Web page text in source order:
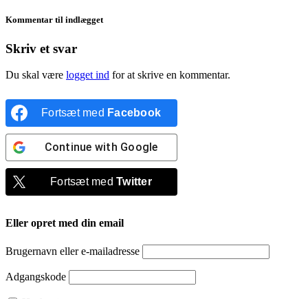
Kommentar til indlægget
Skriv et svar
Du skal være logget ind for at skrive en kommentar.
Fortsæt med Facebook
Continue with Google
Fortsæt medTwitter
Eller opret med din email
Brugernavn eller e-mailadresse
Adgangskode